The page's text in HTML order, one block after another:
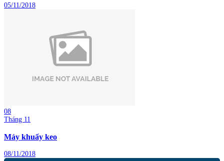
05/11/2018
08
Tháng 11
Máy khuấy keo
08/11/2018